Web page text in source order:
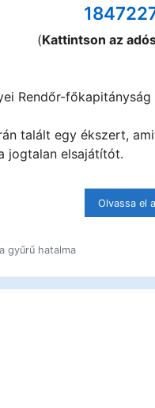
(Kattintson az
Rendőr-főkapitányság
talált egy ékszert,
jogtalan elsajátítót.
Olvassa el
gyűrű hatalma